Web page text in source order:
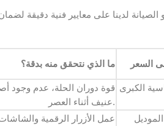
الصيانة لدينا على معايير فنية
ما الذي نتحقق منه بدقة؟ السعر
قوة دوران الحلة، عدم وجود
عنيف أثناء العصر.
الكبرى
عمل الأزرار الرقمية